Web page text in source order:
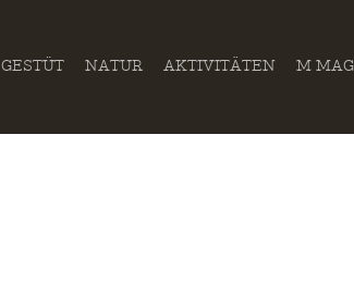
GESTÜT NATUR AKTIVITÄTEN M